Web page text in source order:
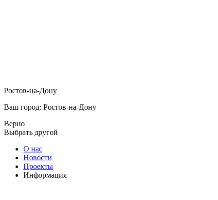
Ростов-на-Дону
Ваш город: Ростов-на-Дону
Верно
Выбрать другой
О нас
Новости
Проекты
Информация